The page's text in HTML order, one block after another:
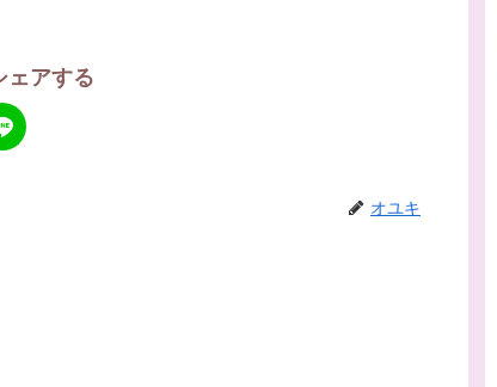
ェアする
オユキ